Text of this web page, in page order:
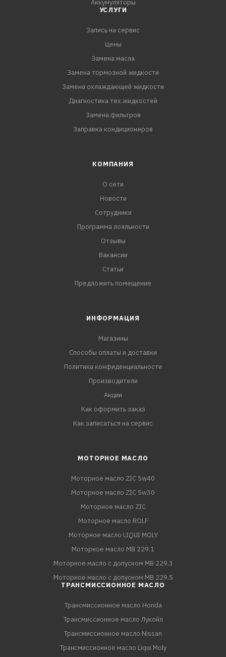
Аккумуляторы
УСЛУГИ
Запись на сервис
Цены
Замена масла
Замена тормозной жидкости
Замена охлаждающей жидкости
Диагностика тех.жидкостей
Замена фильтров
Заправка кондиционеров
КОМПАНИЯ
О сети
Новости
Сотрудники
Программа лояльности
Отзывы
Вакансии
Статьи
Предложить помещение
ИНФОРМАЦИЯ
Магазины
Способы оплаты и доставки
Политика конфиденциальности
Производители
Акции
Как оформить заказ
Как записаться на сервис
МОТОРНОЕ МАСЛО
Моторное масло ZIC 5w40
Моторное масло ZIC 5w30
Моторное масло ZIC
Моторное масло ROLF
Моторное масло LIQUI MOLY
Моторное масло MB 229.1
Моторное масло с допуском MB 229.3
Моторное масло с допуском MB 229.5
ТРАНСМИССИОННОЕ МАСЛО
Трансмиссионное масло Honda
Трансмиссионное масло Лукойл
Трансмиссионное масло Nissan
Трансмиссионное масло Liqui Moly